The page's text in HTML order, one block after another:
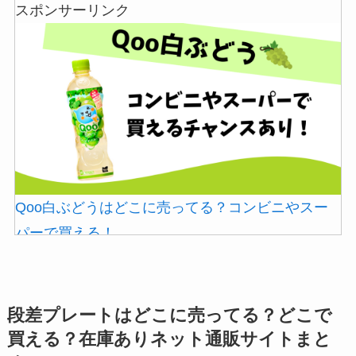
やべぇ旨いスパイスはどこで買える?カルディやイ
オンでは売ってない!
には売ってない？
冷凍ペットボトルはどこに売ってる？ドンキやセ
スポンサーリンク
Qoo白ぶどうはどこに売ってる？コンビニやスー
パーで買える！
段差プレートはどこに売ってる？どこで
買える？在庫ありネット通販サイトまと